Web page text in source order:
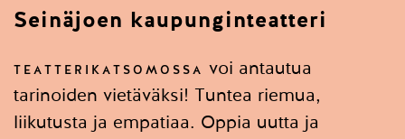
Seinäjoen kaupunginteatteri
TEATTERIKATSOMOSSA
voi antautua
tarinoiden vietäväksi! Tuntea riemua,
liikutusta ja empatiaa. Oppia uutta ja